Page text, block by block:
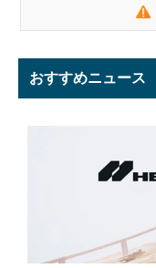
おすすめニュース